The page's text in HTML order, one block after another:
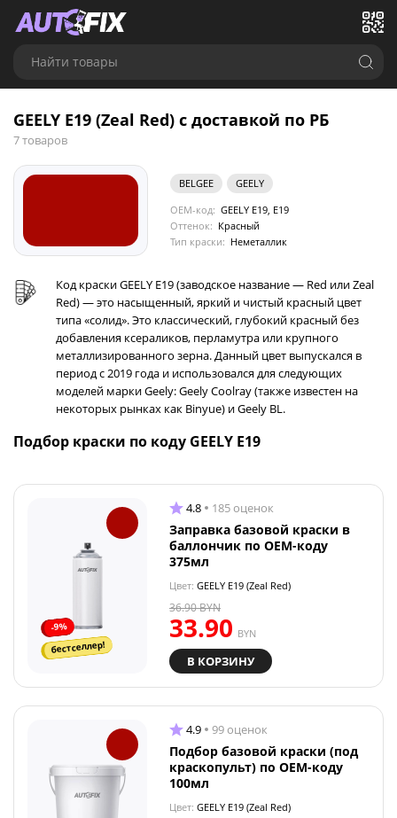
Найти товары
GEELY E19 (Zeal Red) с доставкой по РБ
7 товаров
BELGEE
GEELY
OEM-код: GEELY E19, E19
Оттенок: Красный
Тип краски: Неметаллик
Код краски GEELY E19 (заводское название — Red или Zeal
Red) — это насыщенный, яркий и чистый красный цвет
типа «солид». Это классический, глубокий красный без
добавления ксераликов, перламутра или крупного
металлизированного зерна. Данный цвет выпускался в
период с 2019 года и использовался для следующих
моделей марки Geely: Geely Coolray (также известен на
некоторых рынках как Binyue) и Geely BL.
Подбор краски по коду GEELY E19
-9%
бестселлер!
4.8 185 оценок
Заправка базовой краски в
баллончик по OEM-коду
375мл
Цвет: GEELY E19 (Zeal Red)
33.90 BYN
36.90BYN
В КОРЗИНУ
4.9 99 оценок
Подбор базовой краски (под
краскопульт) по OEM-коду
100мл
Цвет: GEELY E19 (Zeal Red)